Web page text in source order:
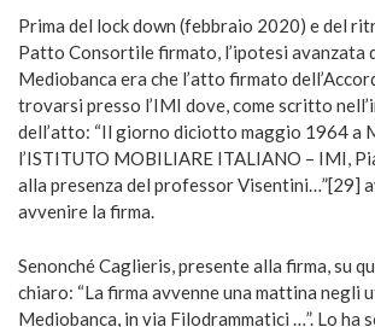
Prima del lock down (febbraio 2020) e del
Patto Consortile firmato, l’ipotesi avanzata
Mediobanca era che l’atto firmato
trovarsi presso l’IMI dove, come scritto
dell’atto: “Il giorno diciotto maggio 1964 a
l’ISTITUTO MOBILIARE ITALIANO – IMI,
alla presenza del professor Visentini…”[29]
avvenire la firma.
Senonché Caglieris, presente alla firma, su
chiaro: “La firma avvenne una mattina negli
Mediobanca, in via Filodrammatici …”. Lo ha